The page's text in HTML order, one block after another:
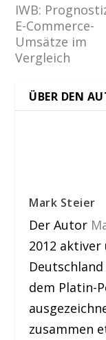
IWB:
E-Commerce-
Umsätze im
Vergleich
ÜBER DEN
Mark Steier
Der Autor
2012
dem Platin-
zusammen